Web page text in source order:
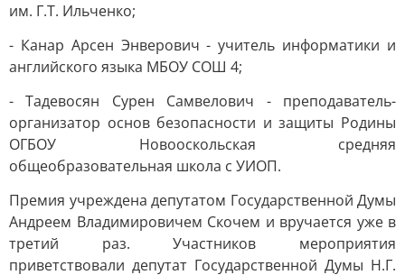
им. Г.Т. Ильченко;
- Канар Арсен Энверович - учитель информатики и
английского языка МБОУ СОШ 4;
- Тадевосян Сурен Самвелович - преподаватель-
организатор основ безопасности и защиты Родины
ОГБОУ Новооскольская средняя
общеобразовательная школа с УИОП.
Премия учреждена депутатом Государственной Думы
Андреем Владимировичем Скочем и вручается уже в
третий раз. Участников мероприятия
приветствовали депутат Государственной Думы Н.Г.